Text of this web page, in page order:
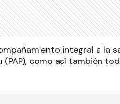
integral a la
como así también